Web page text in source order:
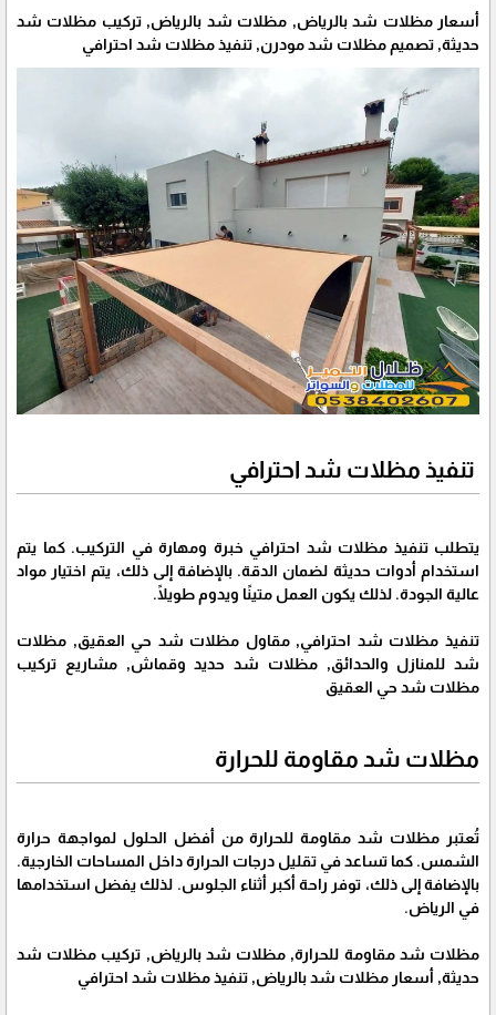
أسعار مظلات شد بالرياض, مظلات شد بالرياض, تركيب مظلات شد
حديثة, تصميم مظلات شد مودرن, تنفيذ مظلات شد احترافي
تنفيذ مظلات شد احترافي
يتطلب تنفيذ مظلات شد احترافي خبرة ومهارة في التركيب. كما يتم
استخدام أدوات حديثة لضمان الدقة. بالإضافة إلى ذلك، يتم اختيار مواد
عالية الجودة. لذلك يكون العمل متينًا ويدوم طويلًا.
تنفيذ مظلات شد احترافي, مقاول مظلات شد حي العقيق, مظلات
شد للمنازل والحدائق, مظلات شد حديد وقماش, مشاريع تركيب
مظلات شد حي العقيق
مظلات شد مقاومة للحرارة
تُعتبر مظلات شد مقاومة للحرارة من أفضل الحلول لمواجهة حرارة
الشمس. كما تساعد في تقليل درجات الحرارة داخل المساحات الخارجية.
بالإضافة إلى ذلك، توفر راحة أكبر أثناء الجلوس. لذلك يفضل استخدامها
في الرياض.
مظلات شد مقاومة للحرارة, مظلات شد بالرياض, تركيب مظلات شد
حديثة, أسعار مظلات شد بالرياض, تنفيذ مظلات شد احترافي